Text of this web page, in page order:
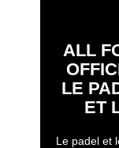
ALL
LE
ET
Le padel et